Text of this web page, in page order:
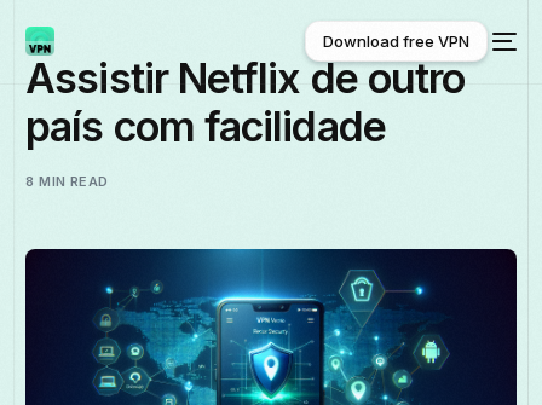
Download free VPN
Download free VPN
Assistir Netflix de outro
país com facilidade
8 MIN READ